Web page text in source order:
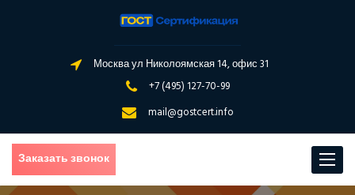
Москва ул Николоямская 14, офис 31
+7 (495) 127-70-99
mail@gostcert.info
Toggle
Заказать звонок